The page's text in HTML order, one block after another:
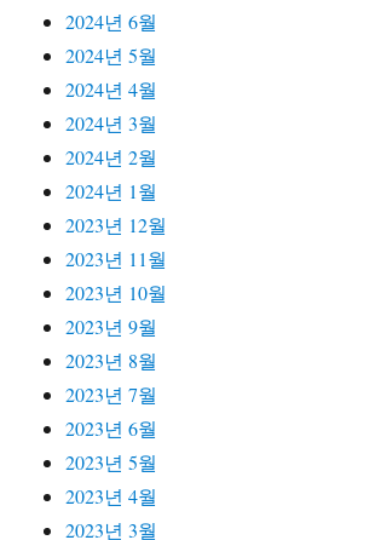
2024년 6월
2024년 5월
2024년 4월
2024년 3월
2024년 2월
2024년 1월
2023년 12월
2023년 11월
2023년 10월
2023년 9월
2023년 8월
2023년 7월
2023년 6월
2023년 5월
2023년 4월
2023년 3월